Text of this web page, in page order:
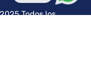
Todos los